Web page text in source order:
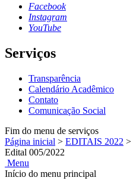
Facebook
Instagram
YouTube
Serviços
Transparência
Calendário Acadêmico
Contato
Comunicação Social
Fim do menu de serviços
Página inicial > EDITAIS 2022 >
Edital 005/2022
Menu
Início do menu principal